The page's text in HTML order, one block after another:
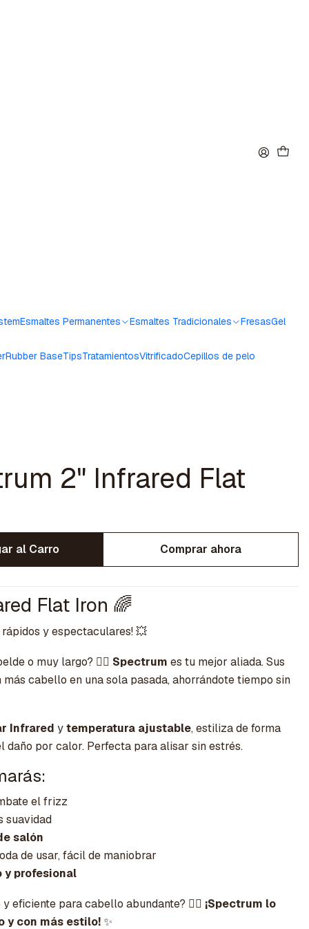
Esmaltes Permanentes Esmaltes Tradicionales FresasGel
Rubber BaseTipsTratamientosVitrificadoCepillos de pelo
2" Infrared Flat
al Carro Comprar ahora
Flat Iron 🌈
y espectaculares! 💥
o muy largo? 🙋‍♀️ Spectrum es tu mejor aliada. Sus
cabello en una sola pasada, ahorrándote tiempo sin
Infrared ytemperatura ajustable, estiliza de forma
daño por calor. Perfecta para alisar sin estrés.
el frizz
suavidad
salón
de usar, fácil de maniobrar
y profesional
eficiente para cabello abundante? 💇‍♀️ ¡Spectrum lo
y con más estilo!✨